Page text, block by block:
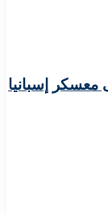
معسكر إسبانيا